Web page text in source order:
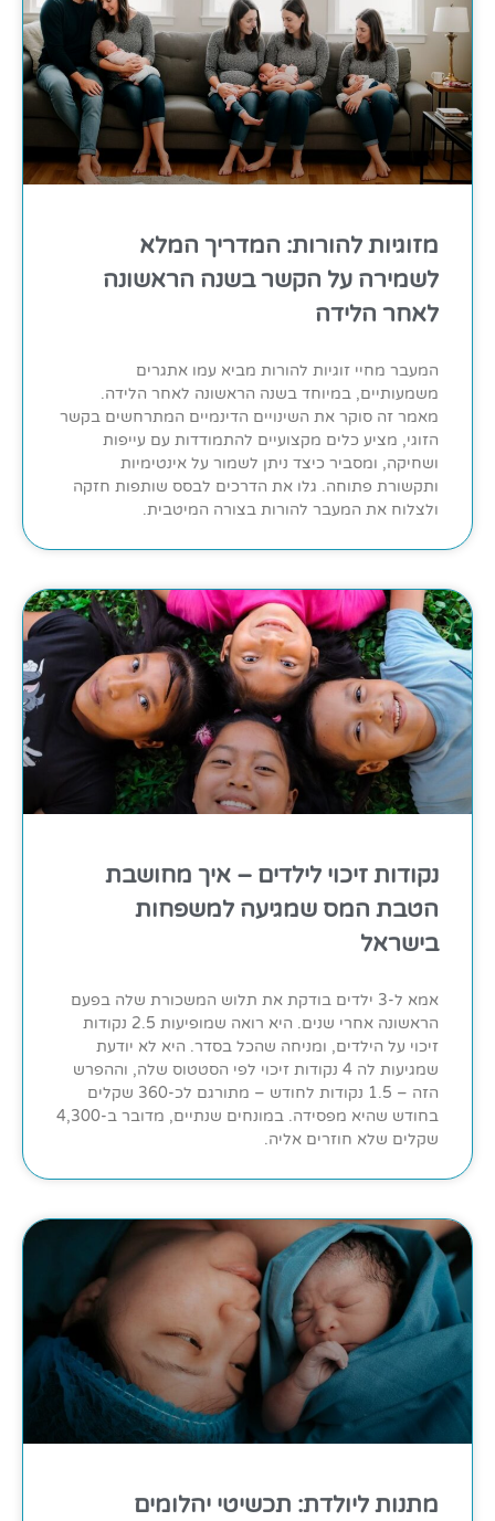
מזוגיות להורות: המדריך המלא
לשמירה על הקשר בשנה הראשונה
לאחר הלידה
המעבר מחיי זוגיות להורות מביא עמו אתגרים
משמעותיים, במיוחד בשנה הראשונה לאחר הלידה.
מאמר זה סוקר את השינויים הדינמיים המתרחשים בקשר
הזוגי, מציע כלים מקצועיים להתמודדות עם עייפות
ושחיקה, ומסביר כיצד ניתן לשמור על אינטימיות
ותקשורת פתוחה. גלו את הדרכים לבסס שותפות חזקה
ולצלוח את המעבר להורות בצורה המיטבית.
נקודות זיכוי לילדים – איך מחושבת
הטבת המס שמגיעה למשפחות
בישראל
אמא ל-3 ילדים בודקת את תלוש המשכורת שלה בפעם
הראשונה אחרי שנים. היא רואה שמופיעות 2.5 נקודות
זיכוי על הילדים, ומניחה שהכל בסדר. היא לא יודעת
שמגיעות לה 4 נקודות זיכוי לפי הסטטוס שלה, וההפרש
הזה – 1.5 נקודות לחודש – מתורגם לכ-360 שקלים
בחודש שהיא מפסידה. במונחים שנתיים, מדובר ב-4,300
שקלים שלא חוזרים אליה.
מתנות ליולדת: תכשיטי יהלומים